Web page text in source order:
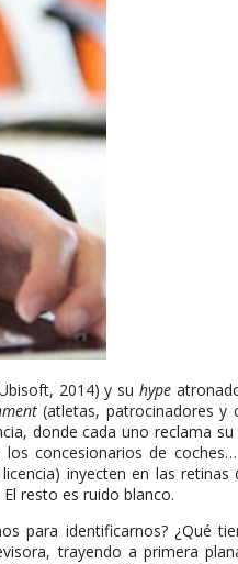
2014) y su hype
(atletas, patrocinadores y
donde cada uno reclama
concesionarios de
inyecten en las
resto es ruido blanco.
para identificarnos? ¿Qué
trayendo a primera